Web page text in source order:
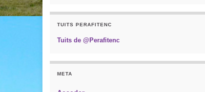
TUITS PERAFITENC
Tuits de @Perafitenc
META